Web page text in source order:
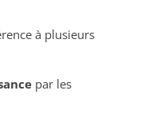
à plusieurs
par les